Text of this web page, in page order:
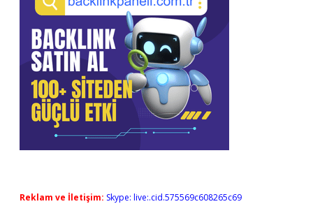
Reklam ve İletişim: Skype: live:.cid.575569c608265c69